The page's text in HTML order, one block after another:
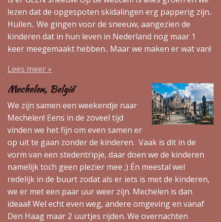
lezen dat de opgespoten skidalingen erg papperig zijn..
Huilen.. We gingen voor de sneeuw, aangezien de
kinderen dat in hun leven in Nederland nog maar 1
keer meegemaakt hebben.. Maar we maken er wat van!
Lees meer »
Mechelen, België
We zijn samen een weekendje naar
Mechelen! Eens in de zoveel tijd
vinden we het fijn om even samen er
op uit te gaan zonder de kinderen. Vaak is dit in de
vorm van een stedentripje, daar doen we de kinderen
namelijk toch geen plezier mee ;) Én meestal wel
redelijk in de buurt zodat als er iets is met de kinderen,
we er met een paar uur weer zijn. Mechelen is dan
ideaal! Wel echt even weg, andere omgeving en vanaf
Den Haag maar 2 uurtjes rijden. We overnachten